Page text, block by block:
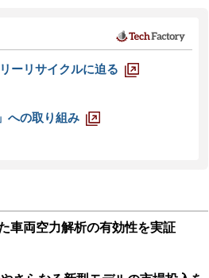
ーリサイクルに迫る
への取り組み
車両空力解析の有効性を実証